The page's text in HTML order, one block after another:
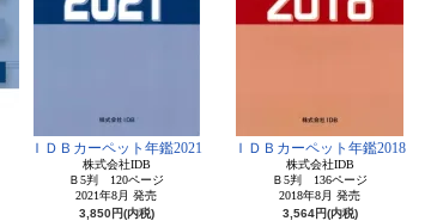
ＩＤＢカーペット年鑑2021
株式会社IDB
Ｂ5判 120ページ
2021年8月 発売
3,850円(内税)
ＩＤＢカーペット年鑑2018
株式会社IDB
Ｂ5判 136ページ
2018年8月 発売
3,564円(内税)